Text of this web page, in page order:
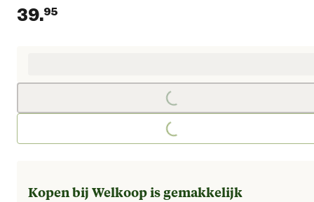
39.95
Loading...
Loading...
Kopen bij Welkoop is gemakkelijk